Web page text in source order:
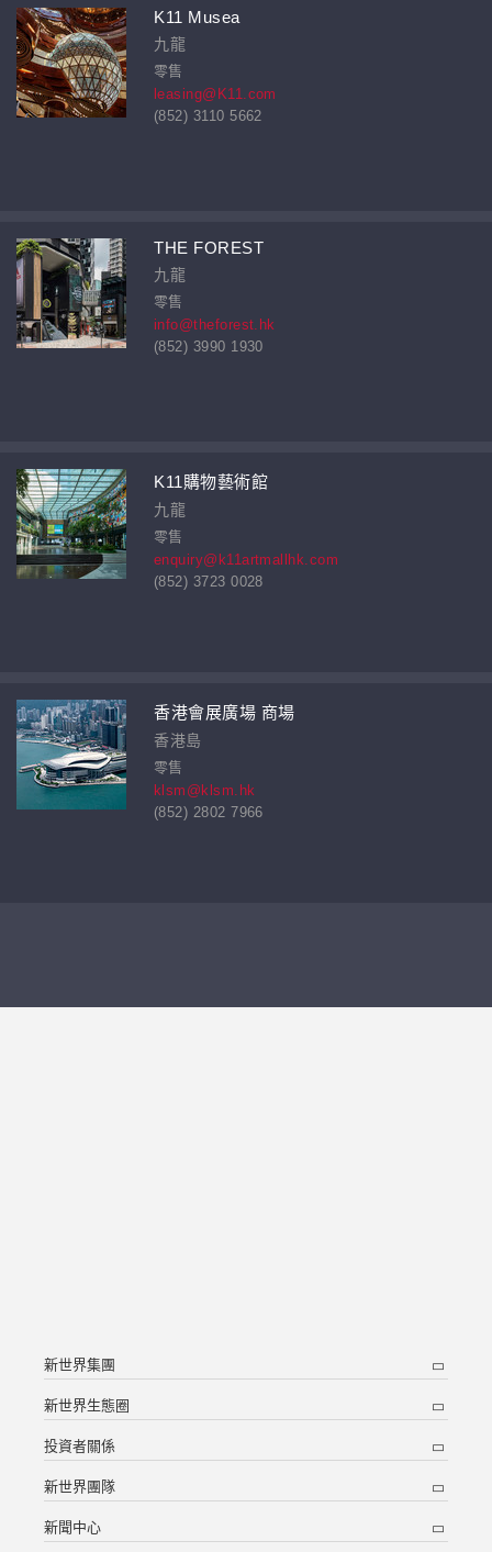
K11 Musea
九龍
零售
leasing@K11.com
(852) 3110 5662
THE FOREST
九龍
零售
info@theforest.hk
(852) 3990 1930
K11購物藝術館
九龍
零售
enquiry@k11artmallhk.com
(852) 3723 0028
香港會展廣場 商場
香港島
零售
klsm@klsm.hk
(852) 2802 7966
新世界集團
新世界生態圈
投資者關係
新世界團隊
新聞中心